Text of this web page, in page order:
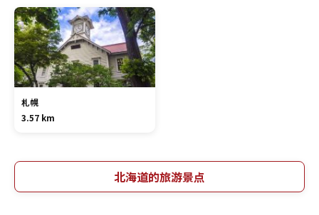
札幌
3.57 km
北海道的旅游景点